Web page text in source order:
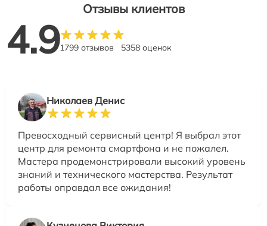
Отзывы клиентов
4.91799 отзывов 5358 оценок
Николаев Денис
Превосходный сервисный центр! Я выбрал этот
центр для ремонта смартфона и не пожалел.
Мастера продемонстрировали высокий уровень
знаний и технического мастерства. Результат
работы оправдал все ожидания!